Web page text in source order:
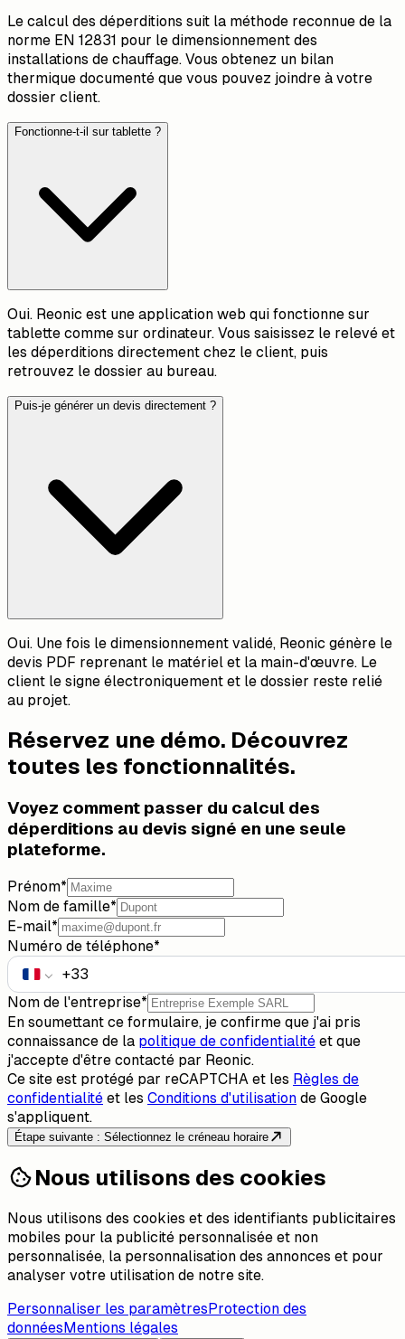
Le calcul des déperditions suit la méthode reconnue de la
norme EN 12831 pour le dimensionnement des
installations de chauffage. Vous obtenez un bilan
thermique documenté que vous pouvez joindre à votre
dossier client.
Fonctionne-t-il sur tablette ?
Oui. Reonic est une application web qui fonctionne sur
tablette comme sur ordinateur. Vous saisissez le relevé et
les déperditions directement chez le client, puis
retrouvez le dossier au bureau.
Puis-je générer un devis directement ?
Oui. Une fois le dimensionnement validé, Reonic génère le
devis PDF reprenant le matériel et la main-d'œuvre. Le
client le signe électroniquement et le dossier reste relié
au projet.
Réservez une démo. Découvrez
toutes les fonctionnalités.
Voyez comment passer du calcul des
déperditions au devis signé en une seule
plateforme.
Prénom*
Nom de famille*
E-mail*
Numéro de téléphone*
Nom de l'entreprise*
En soumettant ce formulaire, je confirme que j'ai pris
connaissance de la politique de confidentialité et que
j'accepte d'être contacté par Reonic.
Ce site est protégé par reCAPTCHA et les Règles de
confidentialité et les Conditions d'utilisation de Google
s'appliquent.
Étape suivante : Sélectionnez le créneau horaire
Nous utilisons des cookies
Nous utilisons des cookies et des identifiants publicitaires
mobiles pour la publicité personnalisée et non
personnalisée, la personnalisation des annonces et pour
analyser votre utilisation de notre site.
Personnaliser les paramètresProtection des
donnéesMentions légales